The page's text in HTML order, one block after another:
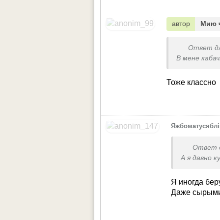
автор Мию
Ответ
В мене
Тоже классно
Ответ
А я давно
Я иногда
Даже